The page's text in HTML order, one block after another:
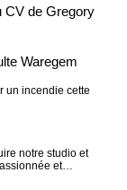
CV de Gregory
Waregem
un incendie cette
notre studio et
et…